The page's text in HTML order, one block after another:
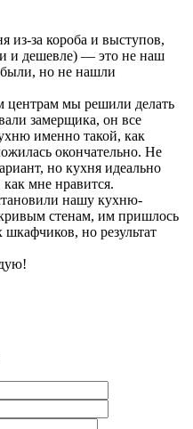
из-за короба и выступов,
и дешевле) — это не наш
но не нашли
центрам мы решили делать
замерщика, он все
именно такой, как
окончательно. Не
но кухня идеально
мне нравится.
нашу кухню-
стенам, им пришлось
но результат